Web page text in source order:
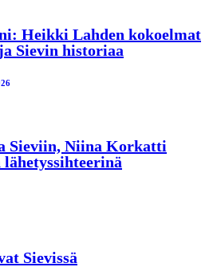
Heikki Lahden kokoelmat
Sievin historiaa
Sieviin, Niina Korkatti
Sievissä